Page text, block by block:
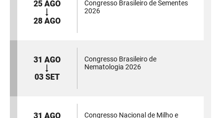
25 AGO
28 AGO
Congresso Brasileiro de Sementes
2026
31 AGO
03 SET
Congresso Brasileiro de
Nematologia 2026
31 AGO
Congresso Nacional de Milho e